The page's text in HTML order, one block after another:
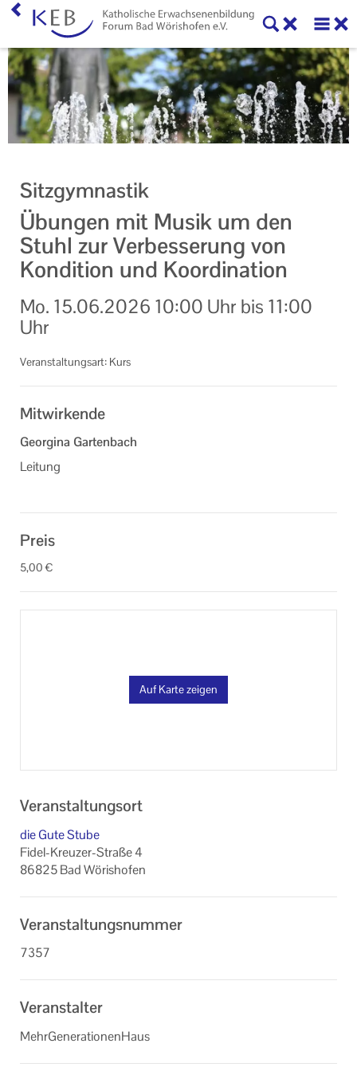
Sitzgymnastik
Übungen mit Musik um den
Stuhl zur Verbesserung von
Kondition und Koordination
Mo. 15.06.2026 10:00 Uhr bis 11:00
Uhr
Veranstaltungsart: Kurs
Mitwirkende
Georgina Gartenbach
Leitung
Preis
5,00 €
Auf Karte zeigen
Veranstaltungsort
die Gute Stube
Fidel-Kreuzer-Straße 4
86825 Bad Wörishofen
Veranstaltungsnummer
7357
Veranstalter
MehrGenerationenHaus
Home
KEB Forum Bad Wörishofen
Machen Sie mit!
Impressum
Datenschutzerklärung